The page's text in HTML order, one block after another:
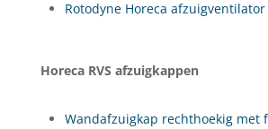
Rotodyne Horeca afzuigventilator
Horeca RVS afzuigkappen
Wandafzuigkap rechthoekig met